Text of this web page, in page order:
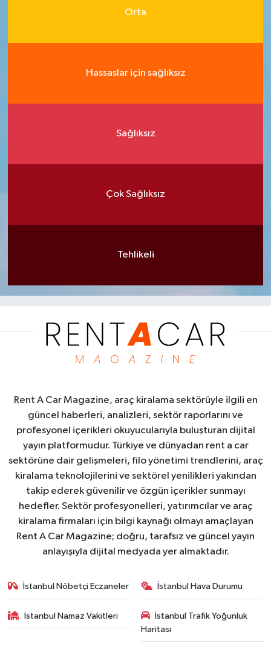
Orta
Hassaslar için sağlıksız
Sağlıksız
Çok Sağlıksız
Tehlikeli
Rent A Car Magazine, araç kiralama sektörüyle ilgili en
güncel haberleri, analizleri, sektör raporlarını ve
profesyonel içerikleri okuyucularıyla buluşturan dijital
yayın platformudur. Türkiye ve dünyadan rent a car
sektörüne dair gelişmeleri, filo yönetimi trendlerini, araç
kiralama teknolojilerini ve sektörel yenilikleri yakından
takip ederek güvenilir ve özgün içerikler sunmayı
hedefler. Sektör profesyonelleri, yatırımcılar ve araç
kiralama firmaları için bilgi kaynağı olmayı amaçlayan
Rent A Car Magazine; doğru, tarafsız ve güncel yayın
anlayışıyla dijital medyada yer almaktadır.
İstanbul Nöbetçi Eczaneler İstanbul Hava Durumu
İstanbul Namaz Vakitleri
İstanbul Trafik Yoğunluk
Haritası